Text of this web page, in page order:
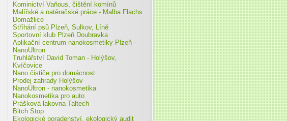
Kominictví Vaňous, čištění komínů
Malířské a natěračské práce - Malba Flachs
Domažlice
Stříhání psů Plzeň, Sulkov, Líně
Sportovní klub Plzeň Doubravka
Aplikační centrum nanokosmetiky Plzeň -
NanoUltron
Truhlářství David Toman - Holýšov,
Kvíčovice
Nano čističe pro domácnost
Prodej zahrady Holýšov
NanoUltron - nanokosmetika
Nanokosmetika pro auto
Prášková lakovna Taltech
Bitch Stop
Ekologické poradenství, ekologický audit